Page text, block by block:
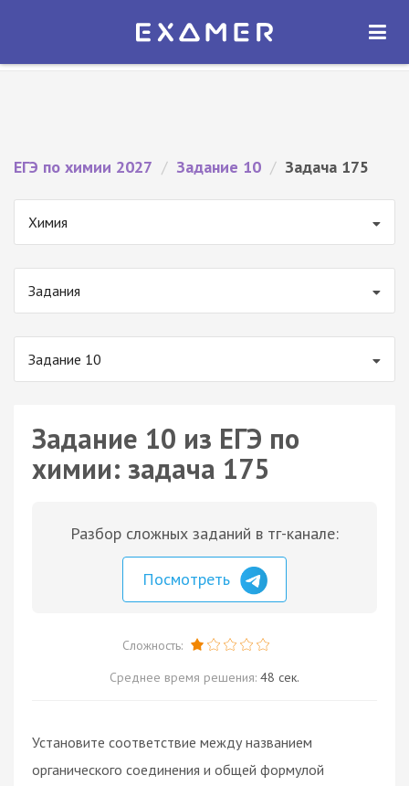
Экзамер — ЕГЭ 2027
ОТКРЫТЬ
ЕГЭ по химии 2027 / Задание 10 / Задача 175
Химия
Задания
Задание 10
Задание 10 из ЕГЭ по
химии: задача 175
Разбор сложных заданий в тг-канале:
Посмотреть
Сложность:
Среднее время решения: 48 сек.
Установите соответствие между названием
органического соединения и общей формулой